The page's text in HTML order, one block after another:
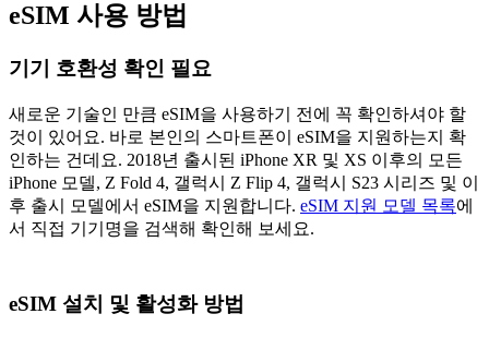
eSIM 사용 방법
기기 호환성 확인 필요
새로운 기술인 만큼 eSIM을 사용하기 전에 꼭 확인하셔야 할
것이 있어요. 바로 본인의 스마트폰이 eSIM을 지원하는지 확
인하는 건데요. 2018년 출시된 iPhone XR 및 XS 이후의 모든
iPhone 모델, Z Fold 4, 갤럭시 Z Flip 4, 갤럭시 S23 시리즈 및 이
후 출시 모델에서 eSIM을 지원합니다. eSIM 지원 모델 목록에
서 직접 기기명을 검색해 확인해 보세요.
eSIM 설치 및 활성화 방법